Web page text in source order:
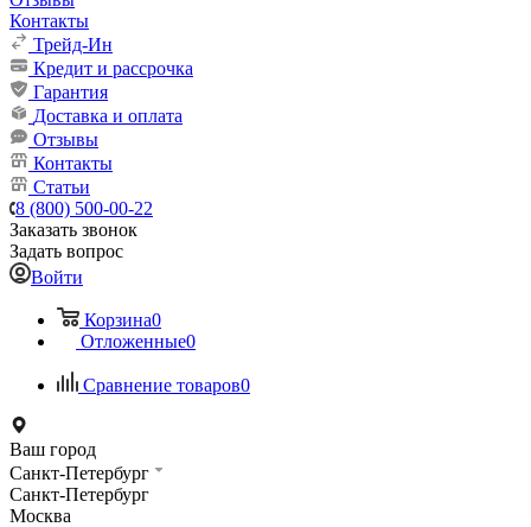
Контакты
Трейд-Ин
Кредит и рассрочка
Гарантия
Доставка и оплата
Отзывы
Контакты
Статьи
8 (800) 500-00-22
Заказать звонок
Задать вопрос
Войти
Корзина0
Отложенные0
Сравнение товаров0
Ваш город
Санкт-Петербург
Санкт-Петербург
Москва